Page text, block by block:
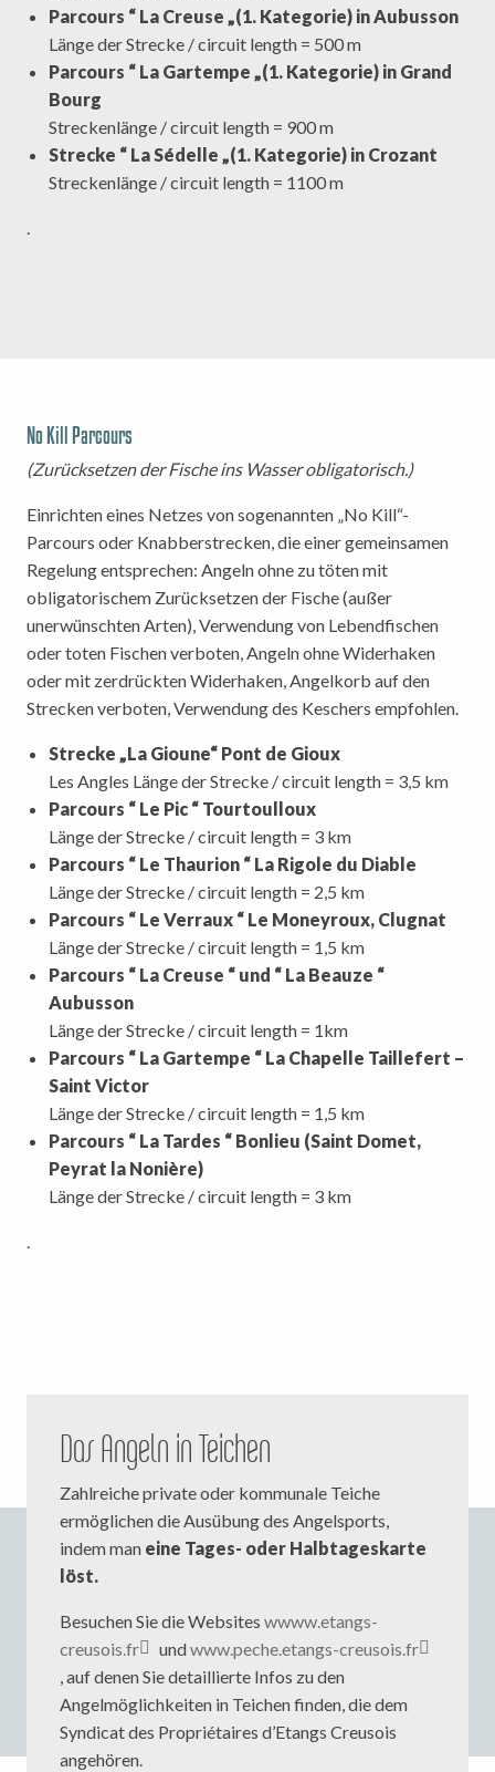
Parcours “ La Creuse „(1. Kategorie) in Aubusson
Länge der Strecke / circuit length = 500 m
Parcours “ La Gartempe „(1. Kategorie) in Grand
Bourg
Streckenlänge / circuit length = 900 m
Strecke “ La Sédelle „(1. Kategorie) in Crozant
Streckenlänge / circuit length = 1100 m
.
No Kill Parcours
(Zurücksetzen der Fische ins Wasser obligatorisch.)
Einrichten eines Netzes von sogenannten „No Kill“-
Parcours oder Knabberstrecken, die einer gemeinsamen
Regelung entsprechen: Angeln ohne zu töten mit
obligatorischem Zurücksetzen der Fische (außer
unerwünschten Arten), Verwendung von Lebendfischen
oder toten Fischen verboten, Angeln ohne Widerhaken
oder mit zerdrückten Widerhaken, Angelkorb auf den
Strecken verboten, Verwendung des Keschers empfohlen.
Strecke „La Gioune“ Pont de Gioux
Les Angles Länge der Strecke / circuit length = 3,5 km
Parcours “ Le Pic “ Tourtoulloux
Länge der Strecke / circuit length = 3 km
Parcours “ Le Thaurion “ La Rigole du Diable
Länge der Strecke / circuit length = 2,5 km
Parcours “ Le Verraux “ Le Moneyroux, Clugnat
Länge der Strecke / circuit length = 1,5 km
Parcours “ La Creuse “ und “ La Beauze “
Aubusson
Länge der Strecke / circuit length = 1km
Parcours “ La Gartempe “ La Chapelle Taillefert –
Saint Victor
Länge der Strecke / circuit length = 1,5 km
Parcours “ La Tardes “ Bonlieu (Saint Domet,
Peyrat la Nonière)
Länge der Strecke / circuit length = 3 km
.
Das Angeln in Teichen
Zahlreiche private oder kommunale Teiche
ermöglichen die Ausübung des Angelsports,
indem man eine Tages- oder Halbtageskarte
löst.
Besuchen Sie die Websites wwww.etangs-
creusois.fr
undwww.peche.etangs-creusois.fr
, auf denen Sie detaillierte Infos zu den
Angelmöglichkeiten in Teichen finden, die dem
Syndicat des Propriétaires d’Etangs Creusois
angehören.